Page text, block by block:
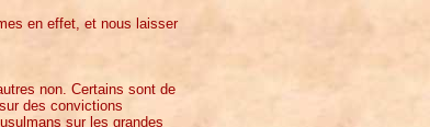
en effet, et nous laisser
non. Certains sont de
des convictions
sur les grandes